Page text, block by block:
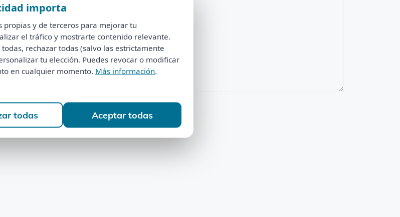
importa
propias y de terceros para mejorar tu
el tráfico y mostrarte contenido relevante.
rechazar todas (salvo las estrictamente
tu elección. Puedes revocar o modificar
en cualquier momento. Más información.
todas
Aceptar todas
importa
propias y de terceros para mejorar tu
el tráfico y mostrarte contenido relevante.
todas, rechazar todas (salvo las estrictamente
tu elección. Puedes revocar o modificar
en cualquier momento. Más información.
todas Aceptar todas